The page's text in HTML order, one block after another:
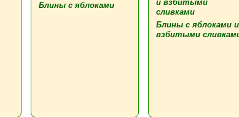
Блины с яблоками
Блины с яблоками и
взбитыми